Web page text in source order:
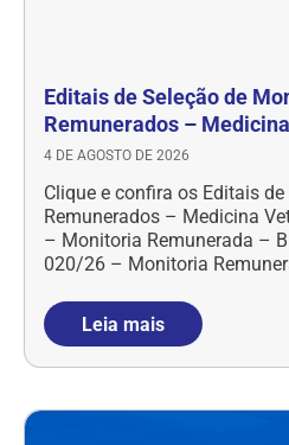
Editais de Seleção de
Remunerados –
4 DE AGOSTO DE 2026
Clique e confira os Editais
Remunerados – Medicina
– Monitoria Remunerada –
020/26 – Monitoria
Leia mais